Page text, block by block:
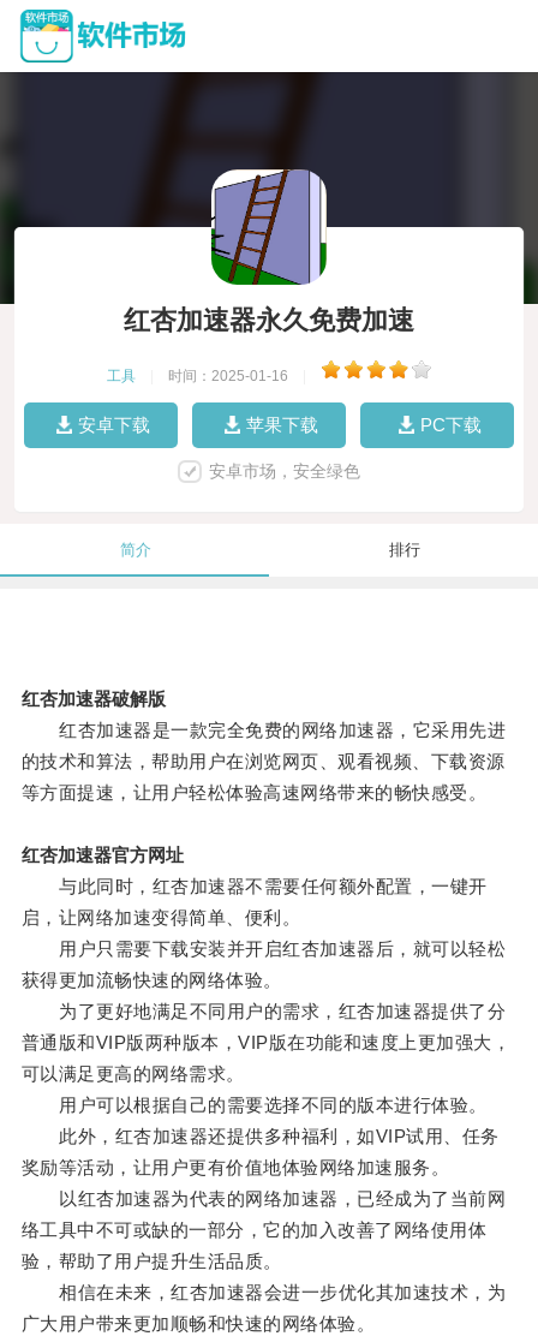
红杏加速器永久免费加速
工具 时间：2025-01-16
安卓下载 苹果下载 PC下载
安卓市场，安全绿色
简介 排行
红杏加速器破解版
红杏加速器是一款完全免费的网络加速器，它采用先进
的技术和算法，帮助用户在浏览网页、观看视频、下载资源
等方面提速，让用户轻松体验高速网络带来的畅快感受。
红杏加速器官方网址
与此同时，红杏加速器不需要任何额外配置，一键开
启，让网络加速变得简单、便利。
用户只需要下载安装并开启红杏加速器后，就可以轻松
获得更加流畅快速的网络体验。
为了更好地满足不同用户的需求，红杏加速器提供了分
普通版和VIP版两种版本，VIP版在功能和速度上更加强大，
可以满足更高的网络需求。
用户可以根据自己的需要选择不同的版本进行体验。
此外，红杏加速器还提供多种福利，如VIP试用、任务
奖励等活动，让用户更有价值地体验网络加速服务。
以红杏加速器为代表的网络加速器，已经成为了当前网
络工具中不可或缺的一部分，它的加入改善了网络使用体
验，帮助了用户提升生活品质。
相信在未来，红杏加速器会进一步优化其加速技术，为
广大用户带来更加顺畅和快速的网络体验。